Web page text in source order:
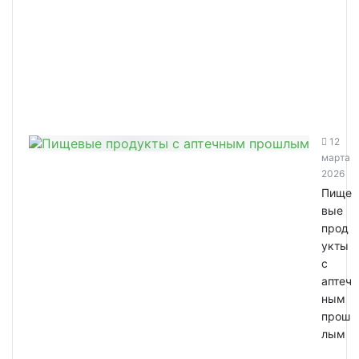
12
марта
2026
Пище
вые
прод
укты
с
аптеч
ным
прош
лым